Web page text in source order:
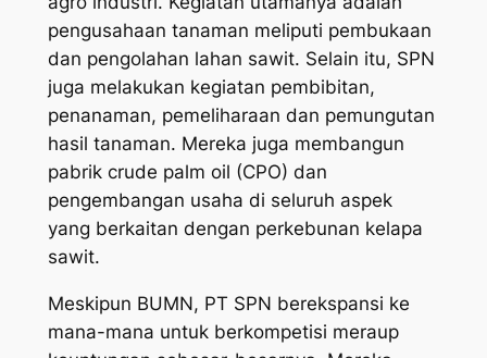
pengusahaan tanaman meliputi pembukaan
dan pengolahan lahan sawit. Selain itu, SPN
juga melakukan kegiatan pembibitan,
penanaman, pemeliharaan dan pemungutan
hasil tanaman. Mereka juga membangun
pabrik crude palm oil (CPO) dan
pengembangan usaha di seluruh aspek
yang berkaitan dengan perkebunan kelapa
sawit.
Meskipun BUMN, PT SPN berekspansi ke
mana-mana untuk berkompetisi meraup